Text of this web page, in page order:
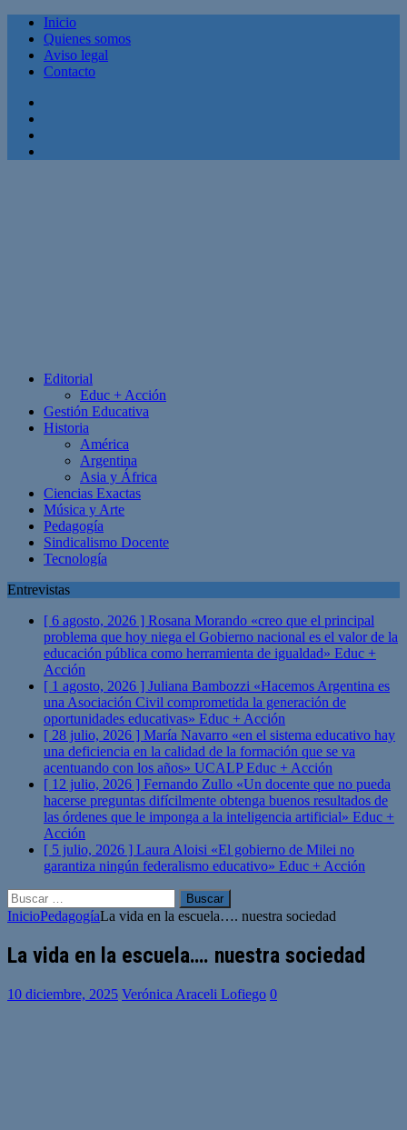
Inicio
Quienes somos
Aviso legal
Contacto
Editorial
Educ + Acción
Gestión Educativa
Historia
América
Argentina
Asia y África
Ciencias Exactas
Música y Arte
Pedagogía
Sindicalismo Docente
Tecnología
Entrevistas
[ 6 agosto, 2026 ] Rosana Morando «creo que el principal
problema que hoy niega el Gobierno nacional es el valor de la
educación pública como herramienta de igualdad» Educ +
Acción
[ 1 agosto, 2026 ] Juliana Bambozzi «Hacemos Argentina es
una Asociación Civil comprometida la generación de
oportunidades educativas» Educ + Acción
[ 28 julio, 2026 ] María Navarro «en el sistema educativo hay
una deficiencia en la calidad de la formación que se va
acentuando con los años» UCALPEduc + Acción
[ 12 julio, 2026 ] Fernando Zullo «Un docente que no pueda
hacerse preguntas difícilmente obtenga buenos resultados de
las órdenes que le imponga a la inteligencia artificial» Educ +
Acción
[ 5 julio, 2026 ] Laura Aloisi «El gobierno de Milei no
garantiza ningún federalismo educativo» Educ + Acción
Buscar:
InicioPedagogíaLa vida en la escuela…. nuestra sociedad
La vida en la escuela…. nuestra sociedad
10 diciembre, 2025 Verónica Araceli Lofiego 0